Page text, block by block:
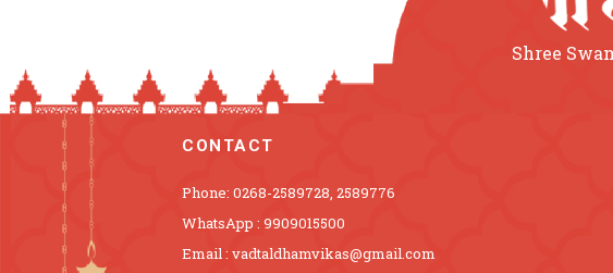
Shree
CONTACT
Phone: 0268-2589728, 2589776
WhatsApp : 9909015500
Email : vadtaldhamvikas@gmail.com